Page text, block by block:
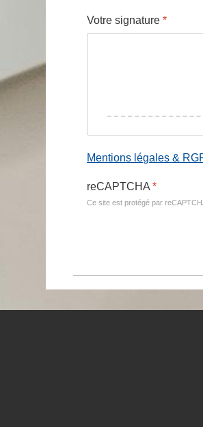
Votre signature*
Mentions légales &
reCAPTCHA*
Ce site est protégé par